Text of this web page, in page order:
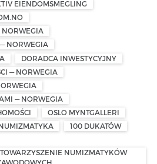
EIENDOMSMEGLING
NORWEGIA
NORWEGIA
DORADCA INWESTYCYJNY
— NORWEGIA
— NORWEGIA
OSLO MYNTGALLERI
100 DUKATÓW
NUMIZMATYKÓW